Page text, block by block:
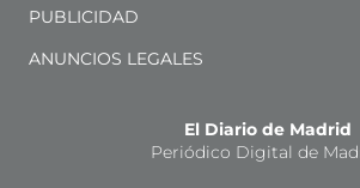
PUBLICIDAD
ANUNCIOS LEGALES
El Diario de Madrid
Periódico Digital de